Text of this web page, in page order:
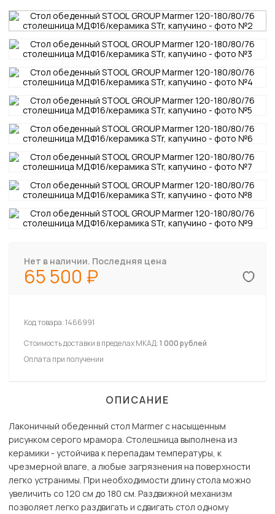
Нет в наличии. Последняя цена
65 500
Код товара:1466991
Стоимость доставки в пределах МКАД:1 000 рублей
Оплата при получении
ОПИСАНИЕ
Лаконичный обеденный стол Marmer с насыщенным
рисунком серого мрамора. Столешница выполнена из
керамики - устойчива к перепадам температуры, к
чрезмерной влаге, а любые загрязнения на поверхности
легко устранимы. При необходимости длину стола можно
увеличить со 120 см до 180 см. Раздвижной механизм
позволяет легко раздвигать и сдвигать стол одному